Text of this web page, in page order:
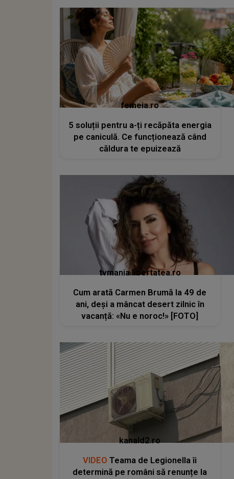
femeia.ro
5 soluții pentru a-ți recăpăta energia
pe caniculă. Ce funcționează când
căldura te epuizează
tvmania.libertatea.ro
Cum arată Carmen Brumă la 49 de
ani, deși a mâncat desert zilnic în
vacanță: «Nu e noroc!» [FOTO]
kanald2.ro
VIDEO Teama de Legionella îi
determină pe români să renunțe la